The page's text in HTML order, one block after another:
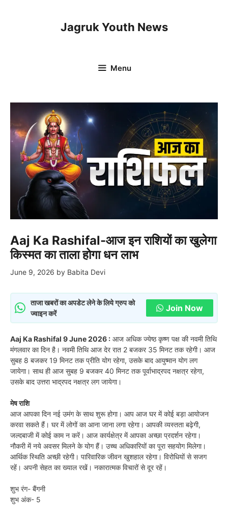
Jagruk Youth News
Menu
Aaj Ka Rashifal-आज इन राशियों का खुलेगा
किस्मत का ताला होगा धन लाभ
June 9, 2026 by Babita Devi
ताजा खबरों का अपडेट लेने के लिये ग्रुप को
ज्वाइन करें
Join Now
Aaj Ka Rashifal 9 June 2026 : आज अधिक ज्येष्ठ कृष्ण पक्ष की नवमी तिथि
मंगलवार का दिन है। नवमी तिथि आज देर रात 2 बजकर 35 मिनट तक रहेगी। आज
सुबह 8 बजकर 19 मिनट तक प्रीति योग रहेगा, उसके बाद आयुष्मान योग लग
जायेगा। साथ ही आज सुबह 9 बजकर 40 मिनट तक पूर्वाभाद्रपद नक्षत्र रहेगा,
उसके बाद उत्तरा भाद्रपद नक्षत्र लग जायेगा।
मेष राशि
आज आपका दिन नई उमंग के साथ शुरू होगा। आप आज घर में कोई बड़ा आयोजन
करवा सकते हैं। घर में लोगों का आना जाना लगा रहेगा। आपकी व्यस्तता बढ़ेगी,
जल्दबाजी में कोई काम न करें। आज कार्यक्षेत्र में आपका अच्छा प्रदर्शन रहेगा।
नौकरी में नये अवसर मिलने के योग हैं। उच्च अधिकारियों का पूरा सहयोग मिलेगा।
आर्थिक स्थिति अच्छी रहेगी। पारिवारिक जीवन खुशहाल रहेगा। विरोधियों से सजग
रहें। अपनी सेहत का ख्याल रखें। नकारात्मक विचारों से दूर रहें।
शुभ रंग- बैंगनी
शुभ अंक- 5